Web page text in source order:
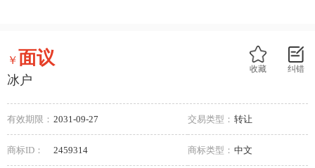
纠错
收藏
￥面议
冰户
有效期限： 2031-09-27 交易类型： 转让
商标ID： 2459314 商标类型： 中文